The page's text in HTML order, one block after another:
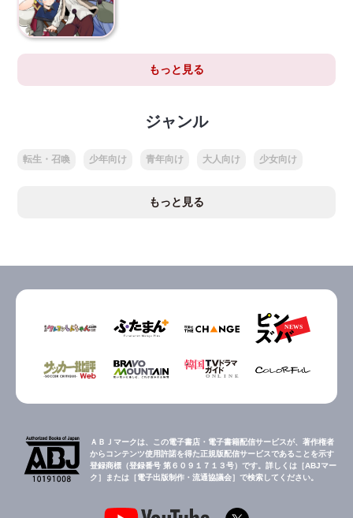
もっと見る
ジャンル
転生・召喚 少年向け 青年向け 大人向け 少女向け
もっと見る
ＡＢＪマークは、この電子書店・電子書籍配信サービスが、著作権者
からコンテンツ使用許諾を得た正規版配信サービスであることを示す
登録商標（登録番号 第６０９１７１３号）です。詳しくは［ABJマー
ク］または［電子出版制作・流通協議会］で検索してください。